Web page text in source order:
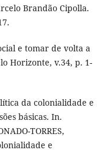
Brandão Cipolla.
e tomar de volta a
Horizonte, v.34, p. 1-
da colonialidade e
básicas. In.
TORRES,
e